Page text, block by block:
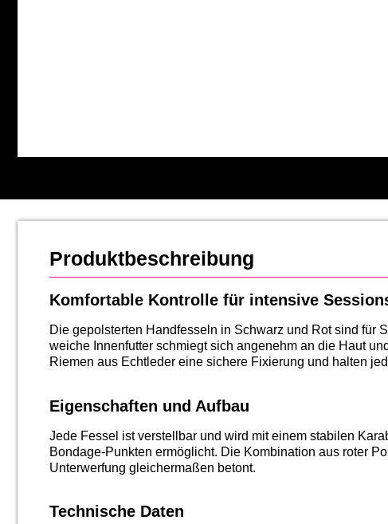
Produktbeschreibung
Komfortable Kontrolle für intensive
Die gepolsterten Handfesseln in Schwarz und Rot sind für
weiche Innenfutter schmiegt sich angenehm an die Haut
Riemen aus Echtleder eine sichere Fixierung und halten
Eigenschaften und Aufbau
Jede Fessel ist verstellbar und wird mit einem stabilen
Bondage-Punkten ermöglicht. Die Kombination aus roter
Unterwerfung gleichermaßen betont.
Technische Daten